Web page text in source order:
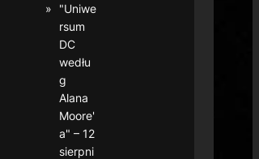
"Uniwe
rsum
DC
wedłu
g
Alana
Moore'
a" – 12
sierpni